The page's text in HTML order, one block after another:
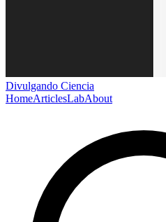
Divulgando Ciencia
HomeArticlesLabAbout